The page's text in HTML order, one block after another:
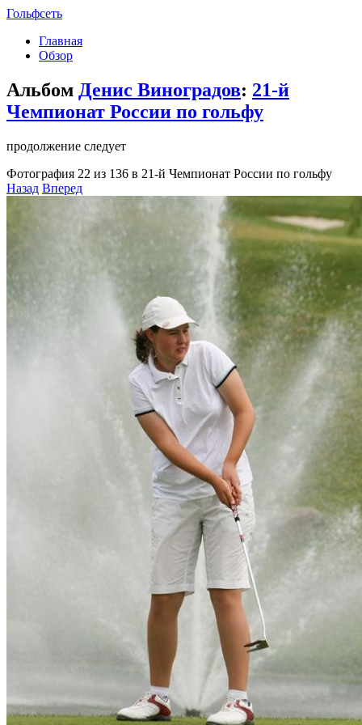
Гольфсеть
Главная
Обзор
Альбом Денис Виноградов: 21-й
Чемпионат России по гольфу
продолжение следует
Фотография 22 из 136 в 21-й Чемпионат России по гольфу
Назад Вперед